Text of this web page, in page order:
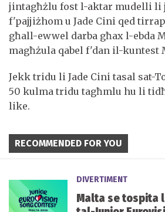
jintagħżlu fost l-aktar mudelli li
f'pajjiżhom u Jade Cini qed
għall-ewwel darba għax l-ebda
magħżula qabel f'dan il-kuntest
Jekk tridu li Jade Cini tasal sat-
50 kulma tridu tagħmlu hu li
like.
RECOMMENDED FOR YOU
DIVERTIMENT
Malta se tospita